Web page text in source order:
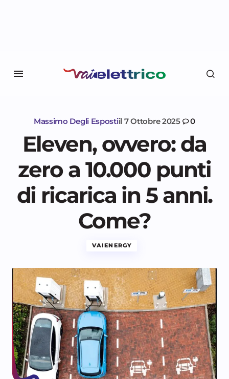
Massimo Degli Espostiil 7 Ottobre 2025 0
Eleven, ovvero: da
zero a 10.000 punti
di ricarica in 5 anni.
Come?
VAIENERGY